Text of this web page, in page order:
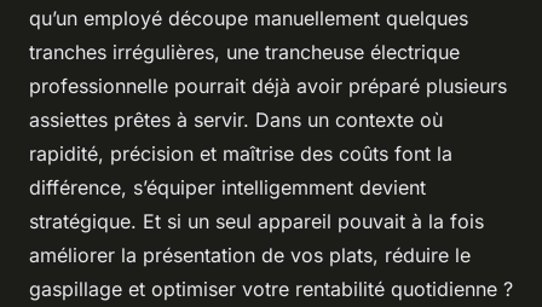
qu’un employé découpe manuellement quelques
tranches irrégulières, une trancheuse électrique
professionnelle pourrait déjà avoir préparé plusieurs
assiettes prêtes à servir. Dans un contexte où
rapidité, précision et maîtrise des coûts font la
différence, s’équiper intelligemment devient
stratégique. Et si un seul appareil pouvait à la fois
améliorer la présentation de vos plats, réduire le
gaspillage et optimiser votre rentabilité quotidienne ?